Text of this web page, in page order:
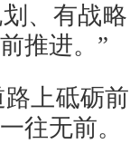
、有战
推进。”
上砥砺
往无前。